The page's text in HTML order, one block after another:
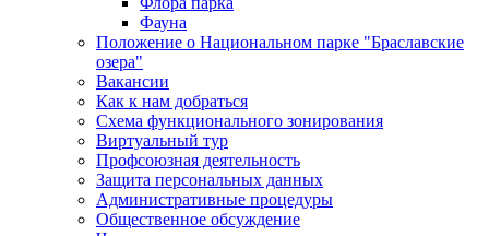
Фауна
Положение о Национальном парке "Браславские
озера"
Вакансии
Как к нам добраться
Схема функционального зонирования
Виртуальный тур
Профсоюзная деятельность
Защита персональных данных
Административные процедуры
Общественное обсуждение